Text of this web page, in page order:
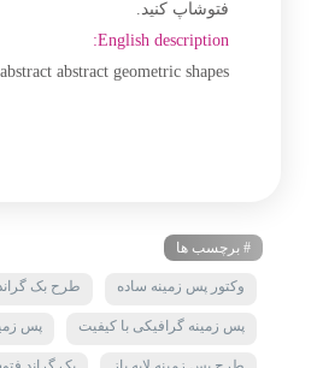
فتوشاپ کنید.
English description:
abstract geometric shapes
# برچسب ها
وکتور پس زمینه ساده طرح بک
پس زمینه گرافیکی با کیفیت پس